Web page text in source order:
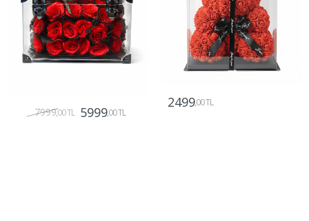
7999,00 TL 5999,00 TL
2499,00 TL